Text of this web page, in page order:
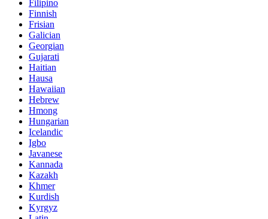
Filipino
Finnish
Frisian
Galician
Georgian
Gujarati
Haitian
Hausa
Hawaiian
Hebrew
Hmong
Hungarian
Icelandic
Igbo
Javanese
Kannada
Kazakh
Khmer
Kurdish
Kyrgyz